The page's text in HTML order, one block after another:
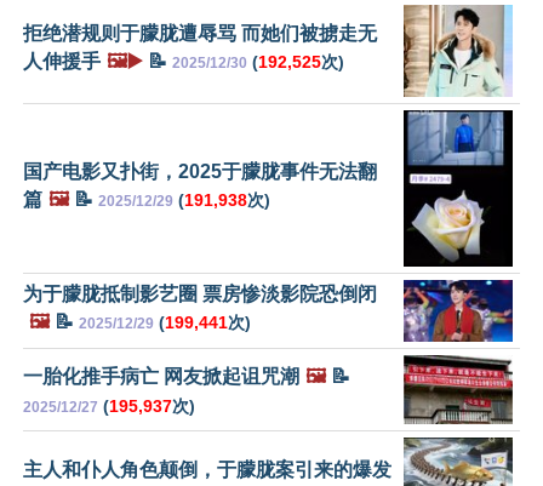
拒绝潜规则于朦胧遭辱骂 而她们被掳走无
人伸援手 🖼️▶️ 📝 2025/12/30 (192,525次)
国产电影又扑街，2025于朦胧事件无法翻
篇 🖼️📝 2025/12/29 (191,938次)
为于朦胧抵制影艺圈 票房惨淡影院恐倒闭
🖼️📝 2025/12/29 (199,441次)
一胎化推手病亡 网友掀起诅咒潮 🖼️📝
2025/12/27 (195,937次)
主人和仆人角色颠倒，于朦胧案引来的爆发